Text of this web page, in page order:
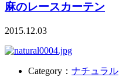
麻のレースカーテン
2015.12.03
Category： ナチュラル